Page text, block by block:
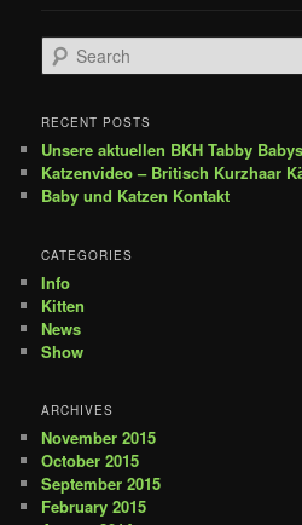
Search
RECENT POSTS
Unsere aktuellen BKH Tabby Babys
Katzenvideo – Britisch Kurzhaar
Baby und Katzen Kontakt
CATEGORIES
Info
Kitten
News
Show
ARCHIVES
November 2015
October 2015
September 2015
February 2015